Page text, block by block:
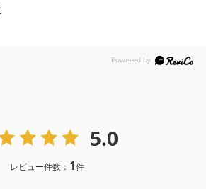
5.0
レビュー件数： 1件